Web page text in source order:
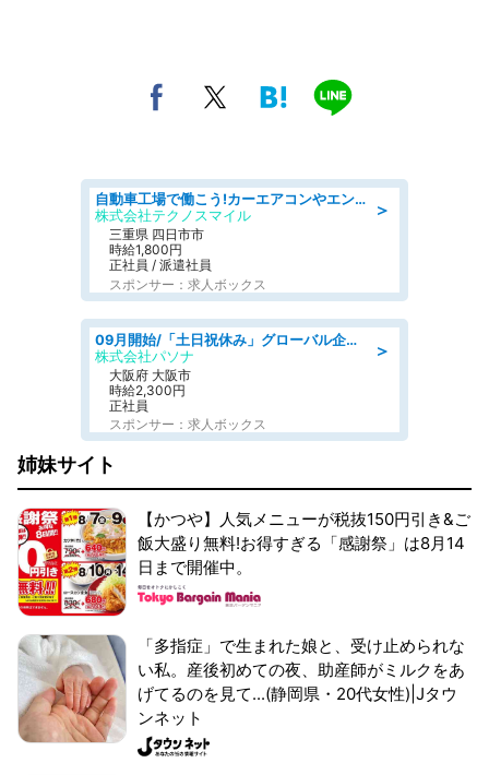
＞
自動車工場で働こう!カーエアコンやエンジンの製造・加工業務/寮完備 denso aichi
株式会社テクノスマイル
三重県 四日市市
時給1,800円
正社員 / 派遣社員
スポンサー：求人ボックス
＞
09月開始/「土日祝休み」グローバル企業での産業保健のお仕事/保健師/高時給/残業なし/服装自由
株式会社パソナ
大阪府 大阪市
時給2,300円
正社員
スポンサー：求人ボックス
姉妹サイト
【かつや】人気メニューが税抜150円引き&ご
飯大盛り無料!お得すぎる「感謝祭」は8月14
日まで開催中。
「多指症」で生まれた娘と、受け止められな
い私。産後初めての夜、助産師がミルクをあ
げてるのを見て...(静岡県・20代女性)|Jタウ
ンネット